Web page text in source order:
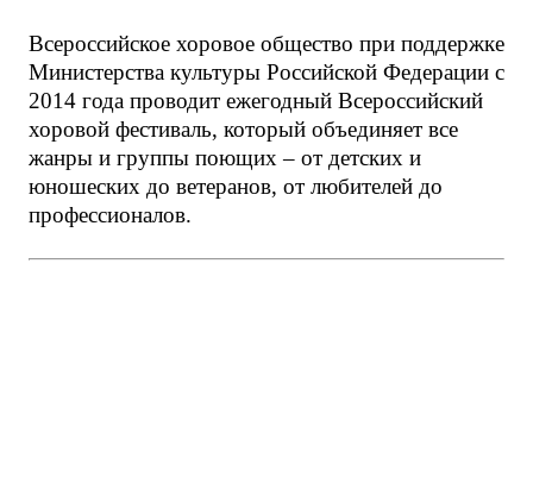
Всероссийское хоровое общество при поддержке
Министерства культуры Российской Федерации с
2014 года проводит ежегодный Всероссийский
хоровой фестиваль, который объединяет все
жанры и группы поющих – от детских и
юношеских до ветеранов, от любителей до
профессионалов.